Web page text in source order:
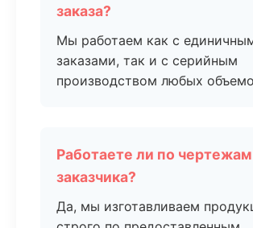
заказа?
Мы работаем как с
заказами, так и с серийным
производством любых
Работаете ли по чертежам
заказчика?
Да, мы изготавливаем